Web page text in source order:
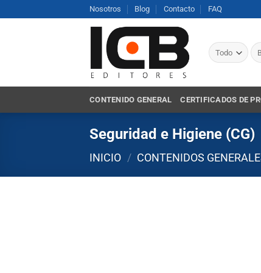
al
Nosotros Blog Contacto FAQ
por:
CONTENIDO GENERAL CERTIFICADOS DE
Seguridad e Higiene (CG)
INICIO / CONTENIDOS